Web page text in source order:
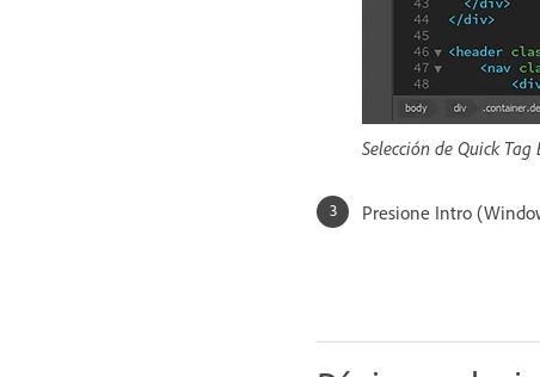
Selección de Quick Tag
Presione Intro